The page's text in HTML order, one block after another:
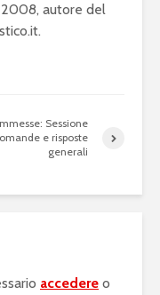
2008, autore del
Sessione
e risposte
generali
accedere o